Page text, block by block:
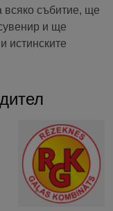
всяко събитие, ще
и ще
истинските